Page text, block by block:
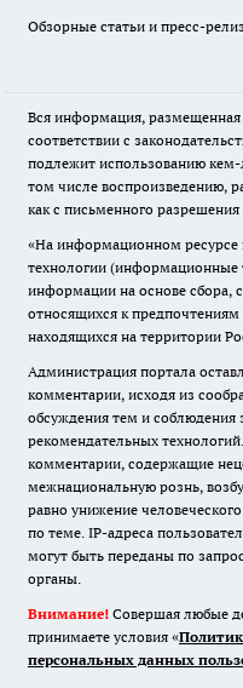
Обзорные статьи и пресс-
Вся информация, размещенная
соответствии с
подлежит использованию
том числе воспроизведению,
как с письменного разрешения
«На информационном ресурсе
технологии (информационные
информации на основе сбора,
относящихся к
находящихся на территории
Администрация портала
комментарии, исходя из
обсуждения тем и соблюдения
рекомендательных
комментарии, содержащие
межнациональную рознь,
равно унижение
по теме. IP-адреса
могут быть переданы по
органы.
Внимание! Совершая любые
принимаете условия «
персональных данных